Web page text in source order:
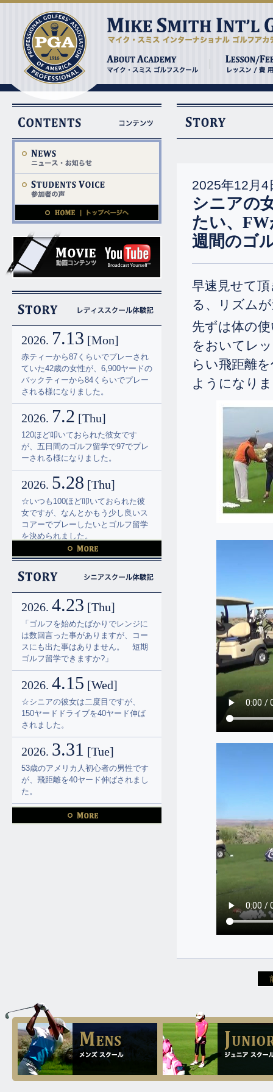
2026. 7.13 [Mon]
赤ティーから87くらいでプレーされ
ていた42歳の女性が、6,900ヤードの
バックティーから84くらいでプレー
される様になりました。
2026. 7.2 [Thu]
120ほど叩いておられた彼女です
が、五日間のゴルフ留学で97でプレ
ーされる様になりました。
2026. 5.28 [Thu]
☆いつも100ほど叩いておられた彼
女ですが、なんとかもう少し良いス
コアーでプレーしたいとゴルフ留学
を決められました。
2026. 4.23 [Thu]
「ゴルフを始めたばかりでレンジに
は数回言った事がありますが、コー
スにも出た事はありません。 短期
ゴルフ留学できますか?」
2026. 4.15 [Wed]
☆シニアの彼女は二度目ですが、
150ヤードドライブを40ヤード伸ば
されました。
2026. 2.20 [Fri]
彼女はドライバーの飛距離130ヤー
ドとの事でしたが平均で180ヤー
ド、スコアーは100から120との事で
したが、ギリギリですが80台が出ま
した。
2026.
100くらい叩いておられたシニアの
女性が、十日間のゴルフ留学に来ら
先日掲載した女性ですが、どんなレ
ッスンをやったかを見て頂ければ参
考になるのではと思います。
2025. 11.5 [Wed]
3 woodが打てない方が多いですね。
2026. 4.23 [Thu]
「ゴルフを始めたばかりでレンジに
は数回言った事がありますが、コー
スにも出た事はありません。 短期
ゴルフ留学できますか?」
2026. 4.15 [Wed]
☆シニアの彼女は二度目ですが、
150ヤードドライブを40ヤード伸ば
されました。
2026. 3.31 [Tue]
53歳のアメリカ人初心者の男性です
が、飛距離を40ヤード伸ばされまし
た。
3.7 [Sat]
100くらい叩いておられたシニアの
女性が、十日間のゴルフ留学に来ら
れ、81のベストを出されました。
2026. 1.5 [Mon]
66歳の男性が、ドライバーの飛距離
2025年12月4
シニアの
たい、
週間のゴ
早速見せて
る、リズム
先ずは体の
をおいてレ
らい飛距離
ようになり